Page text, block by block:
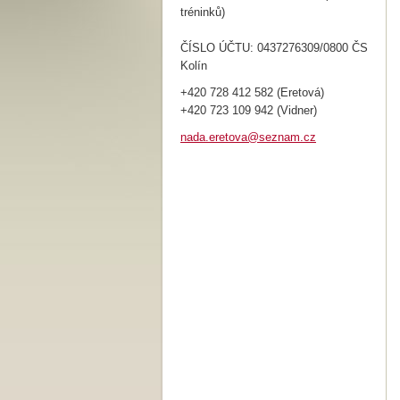
tréninků)
ČÍSLO ÚČTU: 0437276309/0800 ČS
Kolín
+420 728 412 582 (Eretová)
+420 723 109 942 (Vidner)
nada.eretova@seznam.cz